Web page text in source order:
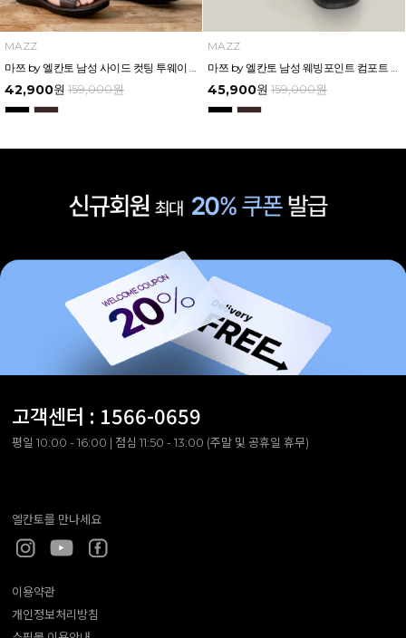
MAZZ
42,900원 159,000원
MAZZ
45,900원 159,000원
고객센터 : 1566-0659
평일 10:00 - 16:00 | 점심 11:50 - 13:00 (주말 및 공휴일 휴무)
엘칸토를 만나세요
이용약관
개인정보처리방침